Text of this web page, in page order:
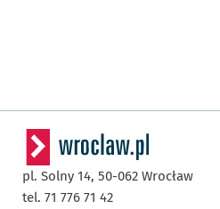
pl. Solny 14, 50-062 Wrocław
tel. 71 776 71 42